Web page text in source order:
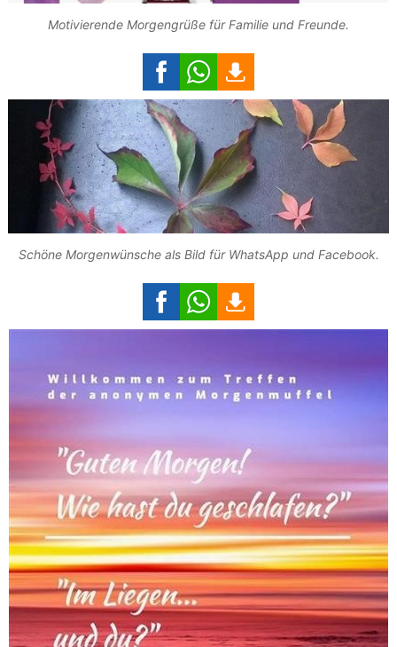
Motivierende Morgengrüße für Familie und Freunde.
Schöne Morgenwünsche als Bild für WhatsApp und Facebook.